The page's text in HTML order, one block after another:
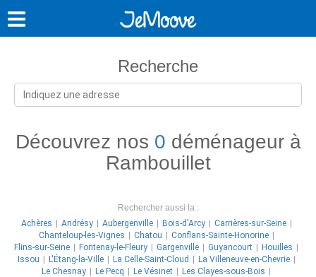
Recherche
Découvrez nos 0 déménageur à
Rambouillet
Rechercher aussi la :
Achères
Andrésy Aubergenville Bois-d'Arcy
Carrières-sur-Seine
Chanteloup-les-Vignes
Chatou
Conflans-Sainte-Honorine
Flins-sur-Seine
Fontenay-le-Fleury Gargenville Guyancourt
Houilles
Issou
L'Étang-la-Ville La Celle-Saint-Cloud
La Villeneuve-en-Chevrie
Le Chesnay
Le Pecq Le Vésinet
Les Clayes-sous-Bois